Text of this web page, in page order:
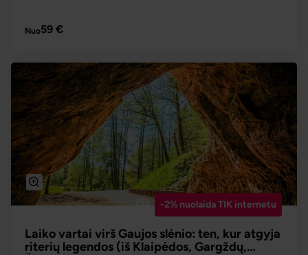
Nuo59 €
-2% nuolaida TIK internetu
Laiko vartai virš Gaujos slėnio: ten, kur atgyja
riterių legendos (iš Klaipėdos, Gargždų,